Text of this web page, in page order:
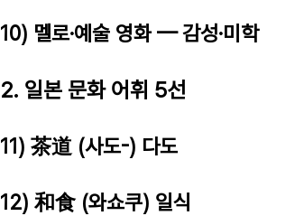
10) 멜로·예술 영화 — 감성·미학
2. 일본 문화 어휘 5선
11) 茶道 (사도-) 다도
12) 和食 (와쇼쿠) 일식